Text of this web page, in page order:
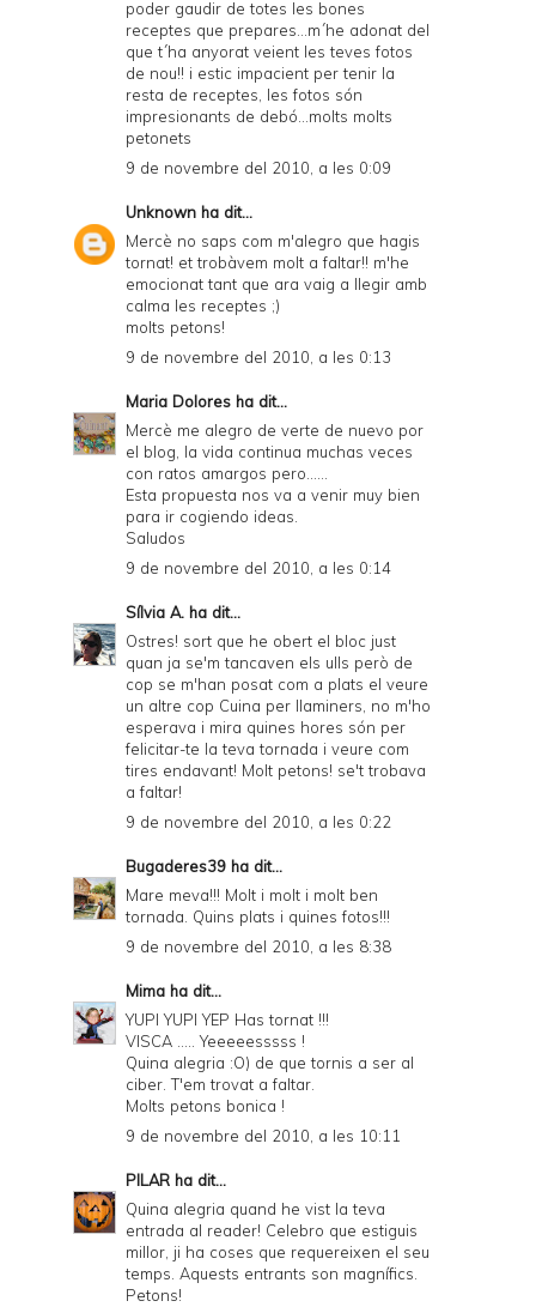
poder gaudir de totes les bones
receptes que prepares...m´he adonat del
que t´ha anyorat veient les teves fotos
de nou!! i estic impacient per tenir la
resta de receptes, les fotos són
impresionants de debó...molts molts
petonets
9 de novembre del 2010, a les 0:09
Unknown ha dit...
Mercè no saps com m'alegro que hagis
tornat! et trobàvem molt a faltar!! m'he
emocionat tant que ara vaig a llegir amb
calma les receptes ;)
molts petons!
9 de novembre del 2010, a les 0:13
Maria Dolores ha dit...
Mercè me alegro de verte de nuevo por
el blog, la vida continua muchas veces
con ratos amargos pero......
Esta propuesta nos va a venir muy bien
para ir cogiendo ideas.
Saludos
9 de novembre del 2010, a les 0:14
Sílvia A. ha dit...
Ostres! sort que he obert el bloc just
quan ja se'm tancaven els ulls però de
cop se m'han posat com a plats el veure
un altre cop Cuina per llaminers, no m'ho
esperava i mira quines hores són per
felicitar-te la teva tornada i veure com
tires endavant! Molt petons! se't trobava
a faltar!
9 de novembre del 2010, a les 0:22
Bugaderes39 ha dit...
Mare meva!!! Molt i molt i molt ben
tornada. Quins plats i quines fotos!!!
9 de novembre del 2010, a les 8:38
Mima ha dit...
YUPI YUPI YEP Has tornat !!!
VISCA ..... Yeeeeesssss !
Quina alegria :O) de que tornis a ser al
ciber. T'em trovat a faltar.
Molts petons bonica !
9 de novembre del 2010, a les 10:11
PILAR ha dit...
Quina alegria quand he vist la teva
entrada al reader! Celebro que estiguis
millor, ji ha coses que requereixen el seu
temps. Aquests entrants son magnífics.
Petons!